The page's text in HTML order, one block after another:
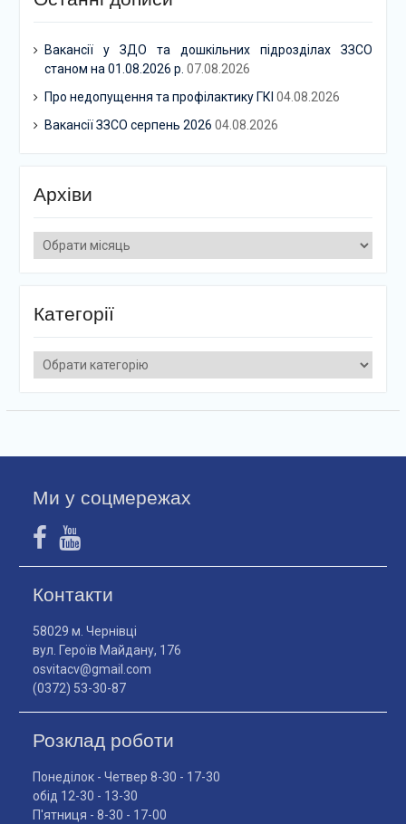
Вакансії у ЗДО та дошкільних підрозділах ЗЗСО
станом на 01.08.2026 р. 07.08.2026
Про недопущення та профілактику ГКІ 04.08.2026
Вакансії ЗЗСО серпень 2026 04.08.2026
Архіви
Архіви
Категорії
Категорії
Ми у соцмережах
Контакти
58029 м. Чернівці
вул. Героїв Майдану, 176
osvitacv@gmail.com
(0372) 53-30-87
Розклад роботи
Понеділок - Четвер 8-30 - 17-30
обід 12-30 - 13-30
П'ятниця - 8-30 - 17-00